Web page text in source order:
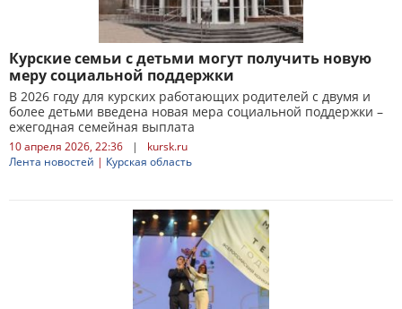
Курские семьи с детьми могут получить новую
меру социальной поддержки
В 2026 году для курских работающих родителей с двумя и
более детьми введена новая мера социальной поддержки –
ежегодная семейная выплата
10 апреля 2026, 22:36 |
kursk.ru
Лента новостей | Курская область